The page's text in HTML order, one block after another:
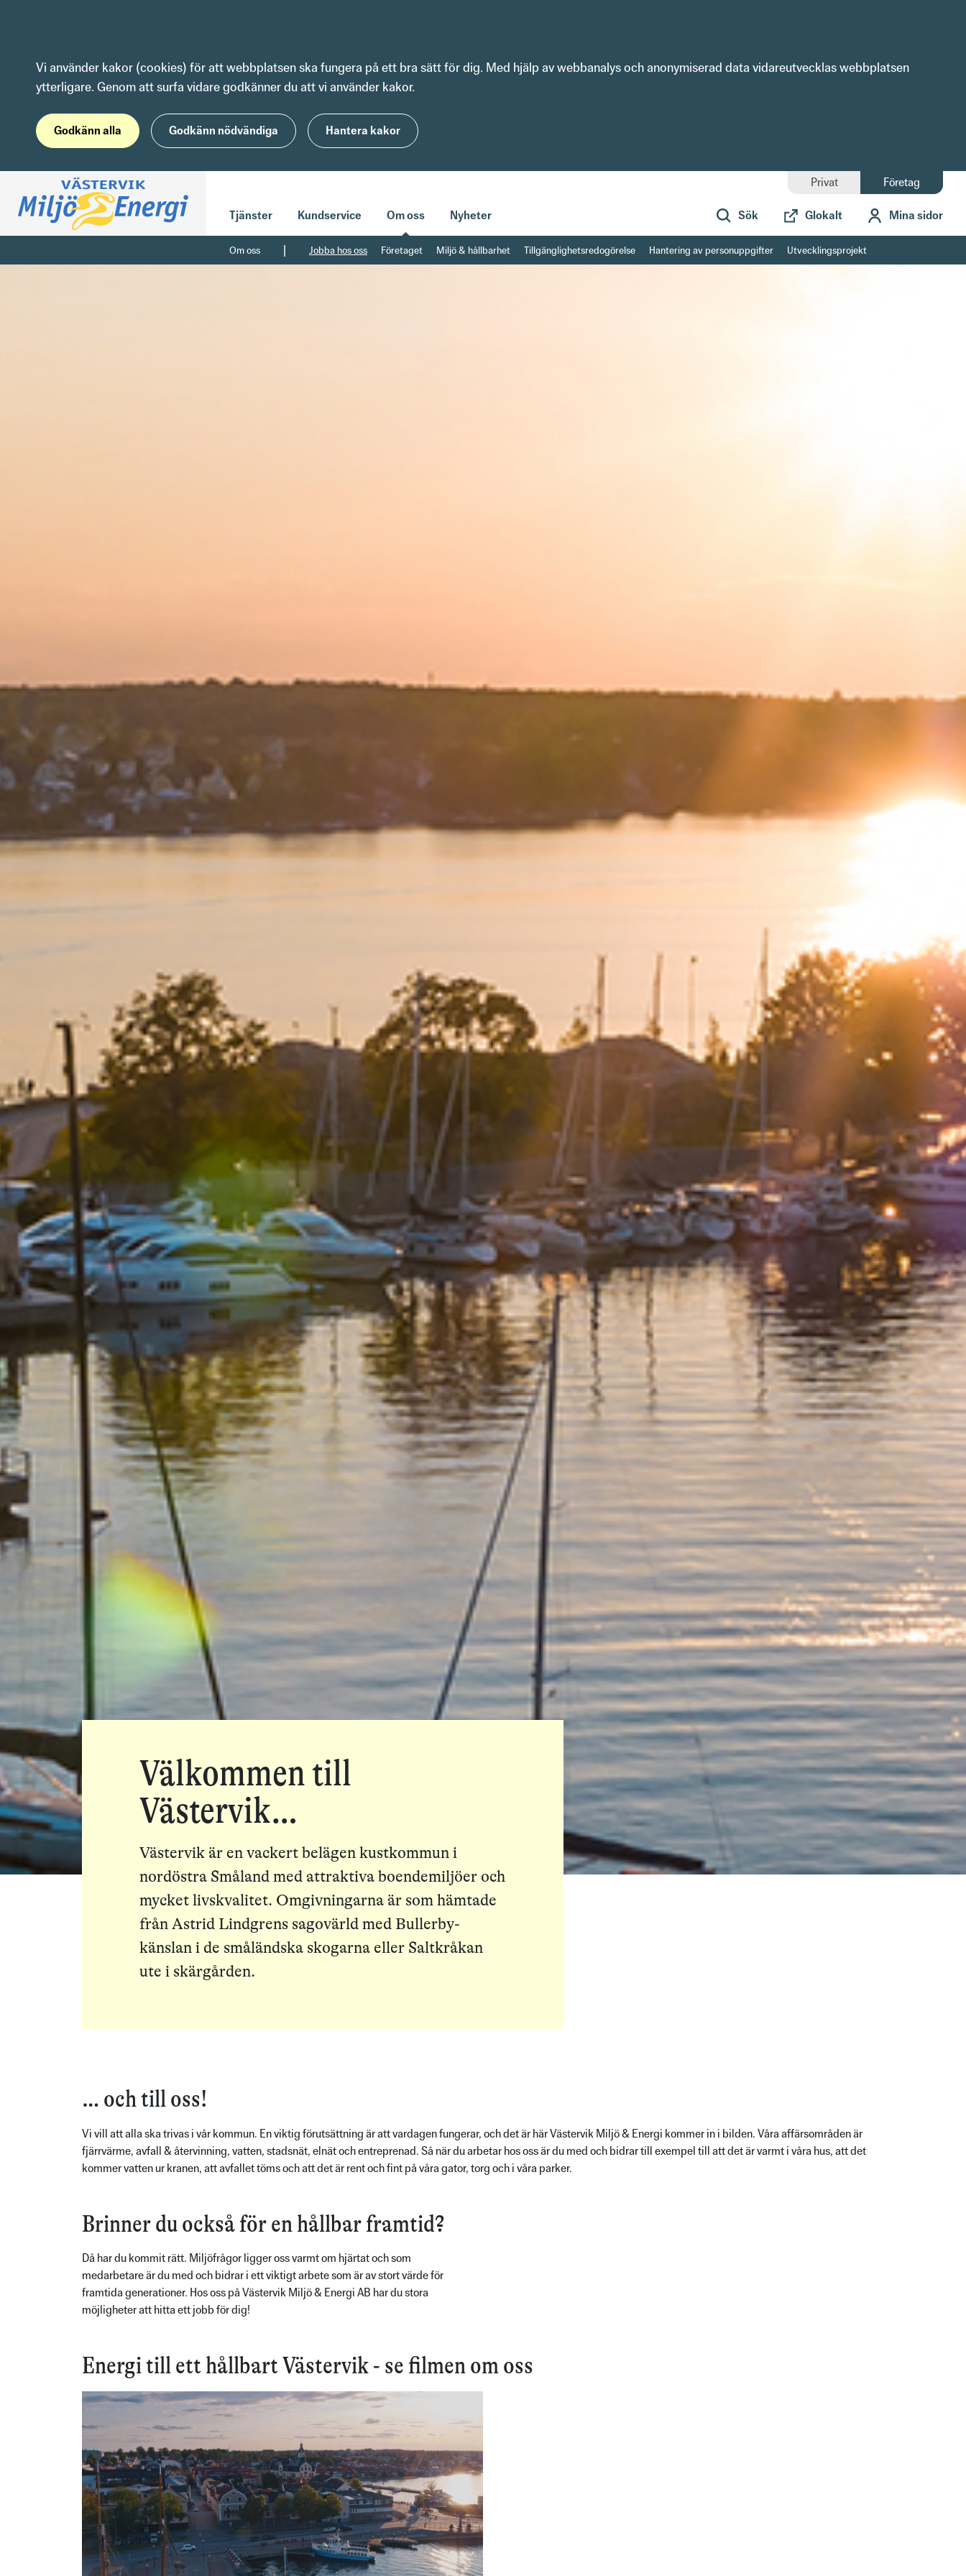
Vi använder kakor (cookies) för att webbplatsen ska fungera på ett bra sätt för dig. Med hjälp av webbanalys och anonymiserad data vidareutvecklas webbplatsen
ytterligare. Genom att surfa vidare godkänner du att vi använder kakor.
Godkänn alla Godkänn nödvändiga Hantera kakor
Privat Företag
Tjänster Kundservice Om oss Nyheter Sök Glokalt Mina sidor
Om oss Jobba hos oss Företaget Miljö & hållbarhet Tillgänglighetsredogörelse Hantering av personuppgifter Utvecklingsprojekt
Välkommen till
Västervik…
Västervik är en vackert belägen kustkommun i
nordöstra Småland med attraktiva boendemiljöer och
mycket livskvalitet. Omgivningarna är som hämtade
från Astrid Lindgrens sagovärld med Bullerby-
känslan i de småländska skogarna eller Saltkråkan
ute i skärgården.
… och till oss!
Vi vill att alla ska trivas i vår kommun. En viktig förutsättning är att vardagen fungerar, och det är här Västervik Miljö & Energi kommer in i bilden. Våra affärsområden är
fjärrvärme, avfall & återvinning, vatten, stadsnät, elnät och entreprenad. Så när du arbetar hos oss är du med och bidrar till exempel till att det är varmt i våra hus, att det
kommer vatten ur kranen, att avfallet töms och att det är rent och fint på våra gator, torg och i våra parker.
Brinner du också för en hållbar framtid?
Då har du kommit rätt. Miljöfrågor ligger oss varmt om hjärtat och som
medarbetare är du med och bidrar i ett viktigt arbete som är av stort värde för
framtida generationer. Hos oss på Västervik Miljö & Energi AB har du stora
möjligheter att hitta ett jobb för dig!
Energi till ett hållbart Västervik - se filmen om oss